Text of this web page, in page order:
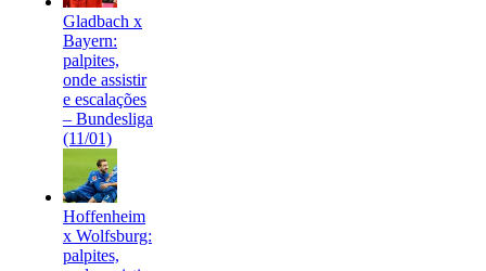
Gladbach x
Bayern:
palpites,
onde assistir
e escalações
– Bundesliga
(11/01)
Hoffenheim
x Wolfsburg:
palpites,